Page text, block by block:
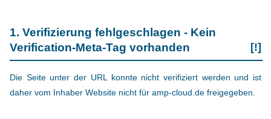
1. Verifizierung fehlgeschlagen - Kein
Verification-Meta-Tag vorhanden
[!]
Die Seite unter der URL konnte nicht verifiziert werden und ist
daher vom Inhaber Website nicht für amp-cloud.de freigegeben.